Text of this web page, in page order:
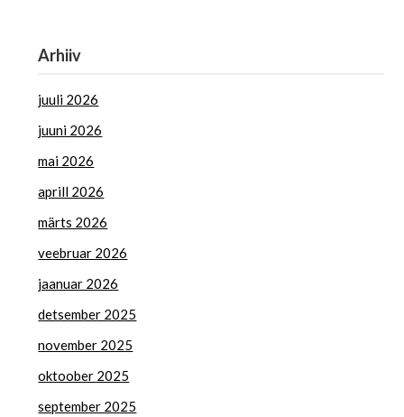
Arhiiv
juuli 2026
juuni 2026
mai 2026
aprill 2026
märts 2026
veebruar 2026
jaanuar 2026
detsember 2025
november 2025
oktoober 2025
september 2025